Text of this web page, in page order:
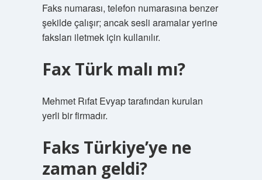
Faks numarası, telefon numarasına benzer
şekilde çalışır; ancak sesli aramalar yerine
faksları iletmek için kullanılır.
Fax Türk malı mı?
Mehmet Rıfat Evyap tarafından kurulan
yerli bir firmadır.
Faks Türkiye’ye ne
zaman geldi?